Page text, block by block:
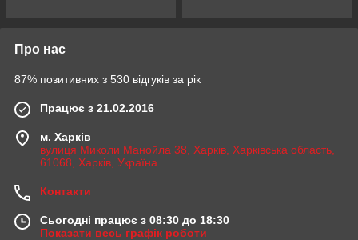
Про нас
87% позитивних з 530 відгуків за рік
Працює з 21.02.2016
м. Харків
вулиця Миколи Манойла 38, Харків, Харківська область,
61068, Харків, Україна
Контакти
Сьогодні працює з 08:30 до 18:30
Показати весь графік роботи